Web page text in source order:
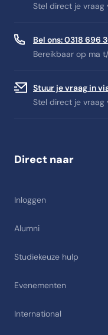
Stel direct je vraag
Bel ons: 0318 696
Bereikbaar op ma
Stuur je vraag in
Stel direct je vraag
Direct naar
Inloggen
Alumni
Studiekeuze hulp
Evenementen
International